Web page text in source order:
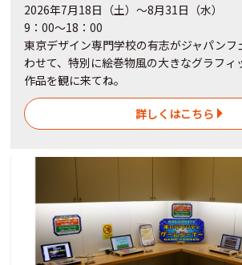
2026年7月18日（土）～8月31日（水）
9：00～18：00
東京デザイン専門学校の有志がジャパンフ
わせて、特別に絵巻物風の大きなグラフィ
作品を観に来てね。
詳しくはこちら